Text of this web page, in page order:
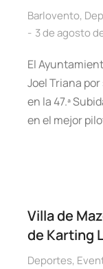
Barlovento,
3 de agosto
El
Joel Triana
en la 47.ª
en el mejor
Villa de
de Karting
Deportes,